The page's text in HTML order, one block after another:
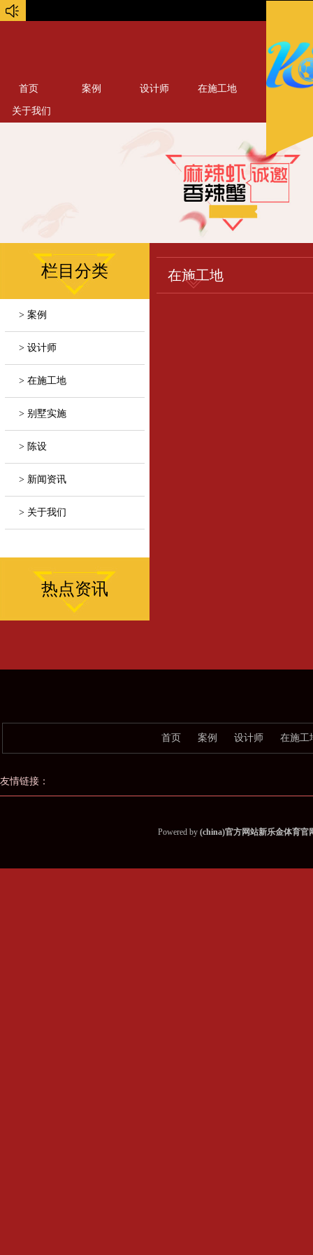
首页 案例 设计师 在施工地
关于我们
栏目分类
> 案例
> 设计师
> 在施工地
> 别墅实施
> 陈设
> 新闻资讯
> 关于我们
热点资讯
在施工地
首页 案例 设计师 在施工
友情链接：
Powered by (china)官方网站新乐金体育官